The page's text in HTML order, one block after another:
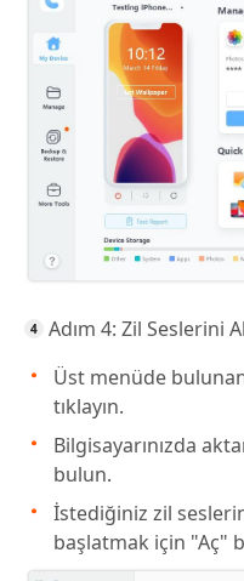
Adım 4: Zil Seslerini
Üst menüde
tıklayın.
Bilgisayarınızda
bulun.
İstediğiniz zil
başlatmak için "Aç"